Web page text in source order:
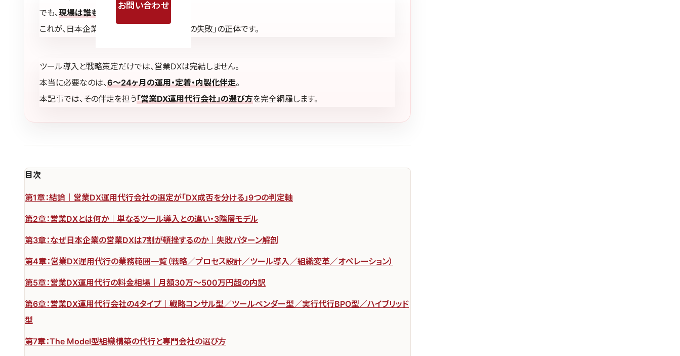
お問い合わせ
でも、現場は誰も使っていない
これが、日本企業の営業DXで最も多い「7割の失敗」の正体です。
ツール導入と戦略策定だけでは、営業DXは完結しません。
本当に必要なのは、6〜24ヶ月の運用・定着・内製化伴走。
本記事では、その伴走を担う「営業DX運用代行会社」の選び方を完全網羅します。
目次
第1章：結論｜営業DX運用代行会社の選定が「DX成否を分ける」9つの判定軸
第2章：営業DXとは何か｜単なるツール導入との違い・3階層モデル
第3章：なぜ日本企業の営業DXは7割が頓挫するのか｜失敗パターン解剖
第4章：営業DX運用代行の業務範囲一覧（戦略／プロセス設計／ツール導入／組織変革／オペレーション）
第5章：営業DX運用代行の料金相場｜月額30万〜500万円超の内訳
第6章：営業DX運用代行会社の4タイプ｜戦略コンサル型／ツールベンダー型／実行代行BPO型／ハイブリッド
型
第7章：The Model型組織構築の代行と専門会社の選び方